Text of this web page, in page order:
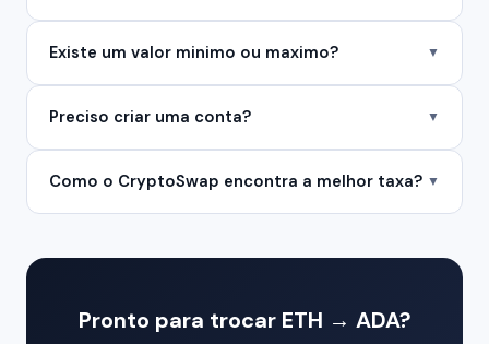
Existe um valor minimo ou maximo? ▼
Preciso criar uma conta? ▼
Como o CryptoSwap encontra a melhor taxa? ▼
Pronto para trocar ETH → ADA?